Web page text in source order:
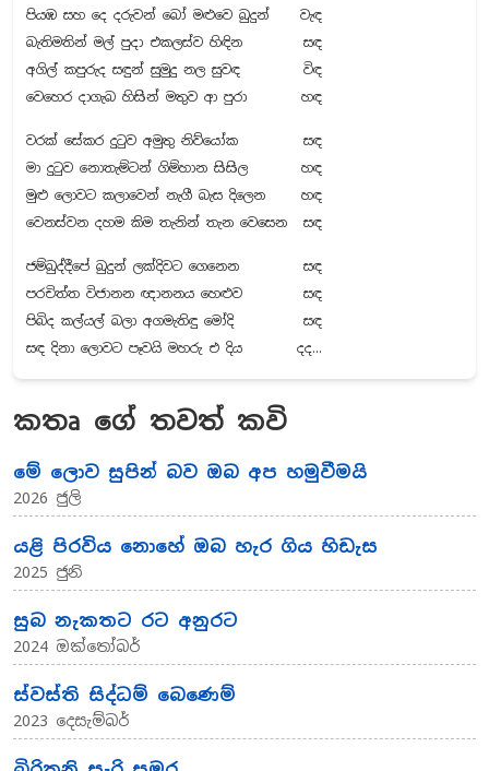
පියඹ සහ දෙ දරුවන් බෝ මළුවෙ බුදුන්
වැඳ
බැතිමතින් මල් පුදා එකලස්ව හිඳින
සඳ
අගිල් කපුරුද සඳුන් සුමුදු නල සුවඳ
විඳ
වෙහෙර දාගැබ හිසින් මතුව ආ පුරා
හඳ
වරක් සේකර දුටුව අමුතු නිව්යෝක
සඳ
මා දුටුව නොතැම්ටන් ගිම්හාන සිසිල
හඳ
මුළු ලොවට කලාවෙන් නැගී බැස දිලෙන
හඳ
වෙනස්වන දහම කිම තැනින් තැන වෙසෙන
සඳ
ජම්බුද්දීපේ බුදුන් ලක්දිවට ගෙනෙන
සඳ
පරචිත්ත විජානන ඥානනය හෙළුව
සඳ
පිබිද කල්යල් බලා අගමැතිඳු මෝදි
සඳ
සඳ දිනා ලොවට පෑවයි මහරු එ දිය
දද...
කතෘ ගේ තවත් කවි
මේ ලොව සුපින් බව ඔබ අප හමුවීමයි
2026 ජුලි
යළි පිරවිය නොහේ ඔබ හැර ගිය හිඩැස
2025 ජුනි
සුබ නැකතට රට අනුරට
2024 ඔක්තෝබර්
ස්වස්ති සිද්ධම් බෙණෙම්
2023 දෙසැම්බර්